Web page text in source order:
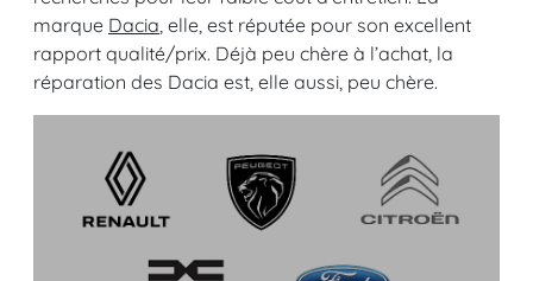
marque Dacia , elle, est réputée pour son excellent
rapport qualité/prix. Déjà peu chère à l’achat, la
réparation des Dacia est, elle aussi, peu chère.